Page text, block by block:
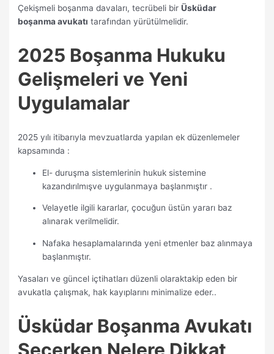
Çekişmeli boşanma davaları, tecrübeli birÜsküdar
boşanma avukatı tarafından yürütülmelidir.
2025 Boşanma Hukuku
Gelişmeleri ve Yeni
Uygulamalar
2025 yılı itibarıyla mevzuatlarda yapılan ek düzenlemeler
kapsamında :
El- duruşma sistemlerinin hukuk sistemine
kazandırılmışve uygulanmaya başlanmıştır .
Velayetle ilgili kararlar, çocuğun üstün yararı baz
alınarak verilmelidir.
Nafaka hesaplamalarında yeni etmenler baz alınmaya
başlanmıştır.
Yasaları ve güncel içtihatları düzenli olaraktakip eden bir
avukatla çalışmak, hak kayıplarını minimalize eder..
Üsküdar Boşanma Avukatı
Seçerken Nelere Dikkat